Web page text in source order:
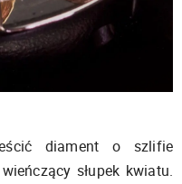
diament o szlifie
słupek kwiatu.